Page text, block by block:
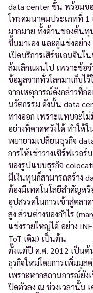
data center ขึ้น พร้อมข
โทรคมนาคมประเภทที่ 1
มากมาย ทั้งด้านของต้น
ขึ้นมาเอง และคู่แข่งอย่า
เปิดบริการเสิร์ชเอนจินใ
ล้มเลิกแผนไป เพราะข้อ
ข้อมูลจากทั่วโลกมาเก็บไ
จากเหตุการณ์ดังกล่าวที่ก่
นวัตกรรม ดังนั้น data
ทางออก เพราะแทบจะไม่
อย่างที่คาดหวังได้ ทำให้
พยายามเปลี่ยนธุรกิจ
การให้เช่าวางเซิร์ฟเวอ
ของรูปแบบธุรกิจ
มีเงินทุนก็สามารถสร้าง
ต้องมีเทคโนโลยีสำคัญห
อุปสรรคในการเข้าสู่ตลา
สูง ส่วนต่างของกำไร
แข่งรายใหญ่ได้ อย่าง
ToT เดิม) เป็นต้น
ตั้งแต่ปี ค.ศ. 2012 เป็นต้
ธุรกิจใหม่โดยการเพิ่มมูล
เพราะหากสถานการณ์ยั
ปิดตัวลง ณ ช่วงเวลานั้น